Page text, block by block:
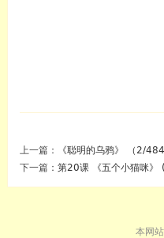
上一篇：
《聪明的乌鸦》 （2/484
下一篇： 第20课 《五个小猫咪
本网